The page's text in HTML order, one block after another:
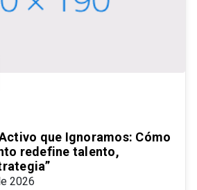
que Ignoramos: Cómo
redefine talento,
2026